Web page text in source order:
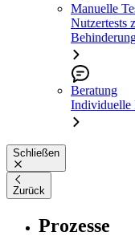
Manuelle
Nutzertests
Beratung
Individuelle
Schließen
Zurück
Prozesse